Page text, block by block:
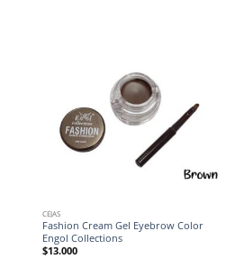
CEJAS
Fashion Cream Gel Eyebrow Color
Engol Collections
$13.000